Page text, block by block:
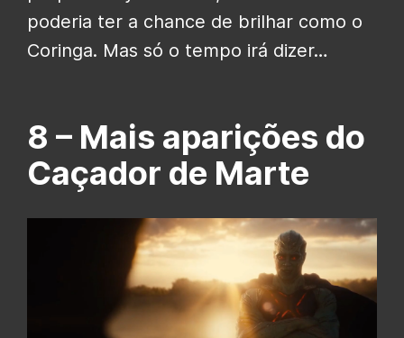
poderia ter a chance de brilhar como o
Coringa. Mas só o tempo irá dizer…
8 – Mais aparições do
Caçador de Marte